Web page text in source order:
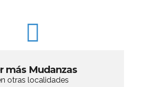
más Mudanzas
otras localidades